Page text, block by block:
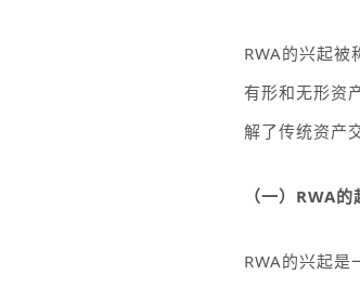
RWA的兴起被
有形和无形资
解了传统资产
（一） RWA的
RWA的兴起是